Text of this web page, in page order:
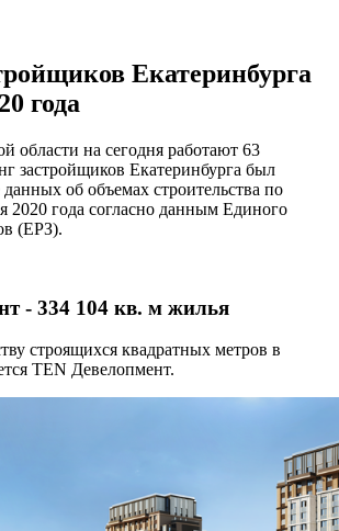
Екатеринбурга
года
области на сегодня работают 63
застройщиков Екатеринбурга был
данных об объемах строительства по
2020 года согласно данным Единого
(ЕРЗ).
- 334 104 кв. м жилья
строящихся квадратных метров в
TEN Девелопмент.